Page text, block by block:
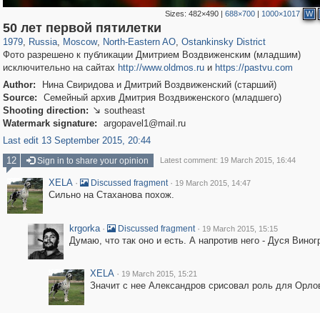
Sizes: 482×490| 688×700| 1000×1017 W
50 лет первой пятилетки
1979, Russia
1,407,328 29,248
, Moscow
319,882 8,286
, North-Eastern AO
24,495 250
, Ostankinsky District
Фото разрешено к публикации Дмитрием Воздвиженским (младшим)
исключительно на сайтах http://www.oldmos.ruи https://pastvu.com
Author:
Нина Свиридова и Дмитрий Воздвиженский (старший)
Source:
Семейный архив Дмитрия Воздвиженского (младшего)
Shooting direction:  southeast
Watermark signature:
argopavel1@mail.ru
Last edit 13 September 2015, 20:44
12
Sign in to share your opinion Latest comment: 19 March 2015, 16:44
XELA · Discussed fragment · 19 March 2015, 14:47
Сильно на Стаханова похож.
krgorka · Discussed fragment · 19 March 2015, 15:15
Думаю, что так оно и есть. А напротив него - Дуся
XELA · 19 March 2015, 15:21
Значит с нее Александров срисовал роль для